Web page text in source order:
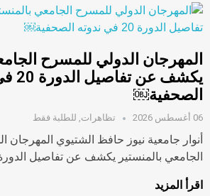
المهرجان الدولي للمسرح
يكشف
الصحفية￼
06 أغسطس 2026 تظاهرات, للطلبة فقط
أنوار جامعية نيوز حافظ الشتيوي المهرجان
الجامعي بالمنستير يكشف عن تفاصيل الدورة
اقرأ المزيد